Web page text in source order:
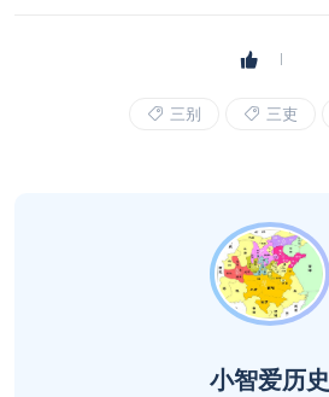
三别 三吏
小智爱历史